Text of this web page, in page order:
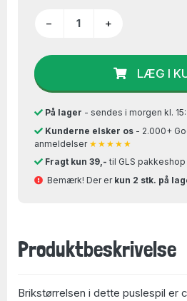
− +
LÆG I
På lager - sendes i morgen kl.
Kunderne elsker os- 2.000+
anmeldelser ★★★★★
Fragt kun 39,- til GLS pakkeshop
Bemærk! Der er kun 2 stk. på
Produktbeskrivelse
Brikstørrelsen i dette puslespil er